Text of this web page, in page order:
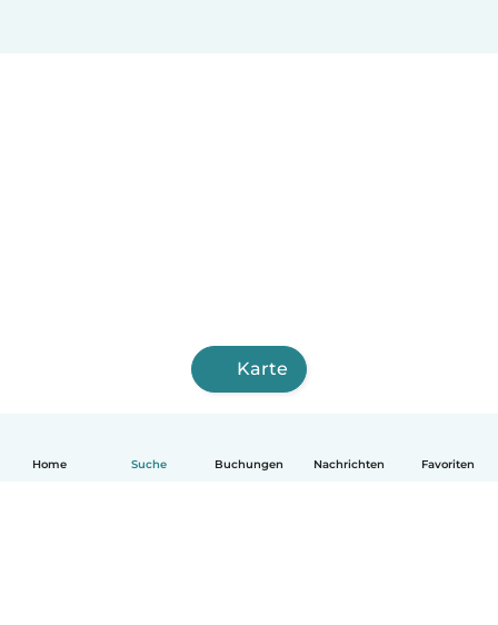
Home Suche Buchungen Nachrichten Favoriten
Karte